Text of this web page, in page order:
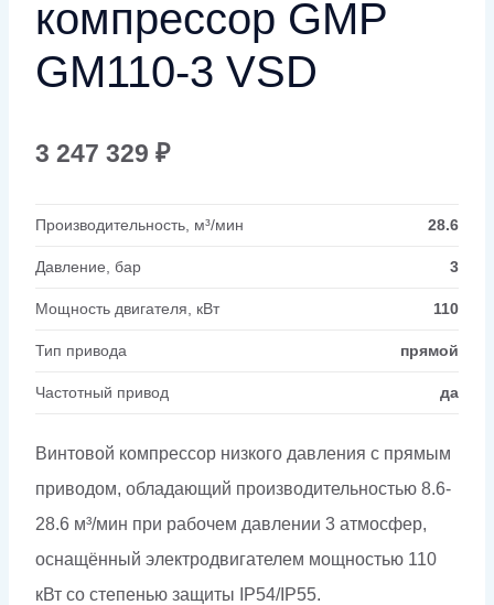
компрессор GMP
GM110-3 VSD
3 247 329 ₽
Производительность, м³/мин 28.6
Давление, бар 3
Мощность двигателя, кВт 110
Тип привода прямой
Частотный привод да
Винтовой компрессор низкого давления с прямым
приводом, обладающий производительностью 8.6-
28.6 м³/мин при рабочем давлении 3 атмосфер,
оснащённый электродвигателем мощностью 110
кВт со степенью защиты IP54/IP55.